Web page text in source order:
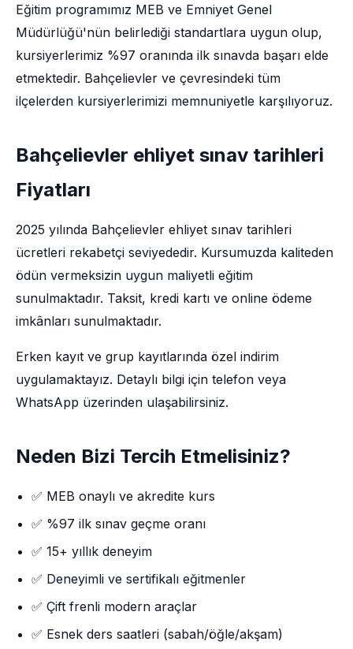
Eğitim programımız MEB ve Emniyet Genel
Müdürlüğü'nün belirlediği standartlara uygun olup,
kursiyerlerimiz %97 oranında ilk sınavda başarı elde
etmektedir. Bahçelievler ve çevresindeki tüm
ilçelerden kursiyerlerimizi memnuniyetle karşılıyoruz.
Bahçelievler ehliyet sınav tarihleri
Fiyatları
2025 yılında Bahçelievler ehliyet sınav tarihleri
ücretleri rekabetçi seviyededir. Kursumuzda kaliteden
ödün vermeksizin uygun maliyetli eğitim
sunulmaktadır. Taksit, kredi kartı ve online ödeme
imkânları sunulmaktadır.
Erken kayıt ve grup kayıtlarında özel indirim
uygulamaktayız. Detaylı bilgi için telefon veya
WhatsApp üzerinden ulaşabilirsiniz.
Neden Bizi Tercih Etmelisiniz?
✅ MEB onaylı ve akredite kurs
✅ %97 ilk sınav geçme oranı
✅ 15+ yıllık deneyim
✅ Deneyimli ve sertifikalı eğitmenler
✅ Çift frenli modern araçlar
✅ Esnek ders saatleri (sabah/öğle/akşam)